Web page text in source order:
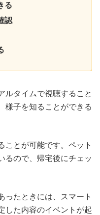
る
認
ルタイムで視聴すること
様子を知ることができる
ことが可能です。ペット
るので、帰宅後にチェッ
ったときには、スマート
した内容のイベントが起